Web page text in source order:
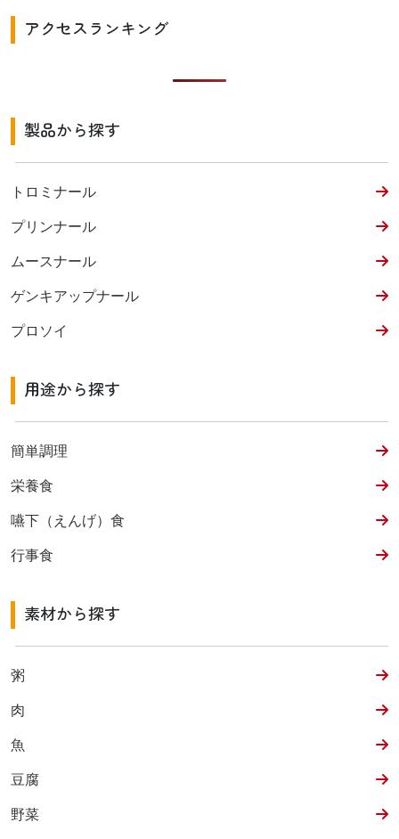
アクセスランキング
製品から探す
トロミナール
プリンナール
ムースナール
ゲンキアップナール
プロソイ
用途から探す
簡単調理
栄養食
嚥下（えんげ）食
行事食
素材から探す
粥
肉
魚
豆腐
野菜